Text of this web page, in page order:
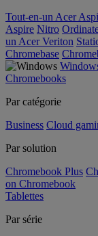
Tout-en-un Acer
Aspire Nitro
un Acer Veriton
Chromebase
Chromebooks
Par catégorie
Business Cloud
Par solution
Chromebook Plus
on Chromebook
Tablettes
Par série